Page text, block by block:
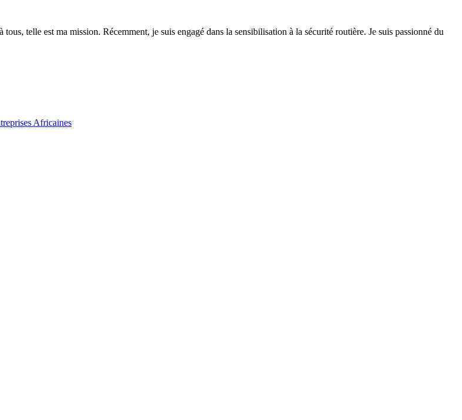
telle est ma mission. Récemment, je suis engagé dans la sensibilisation à la sécurité routière. Je suis passionné du
Africaines